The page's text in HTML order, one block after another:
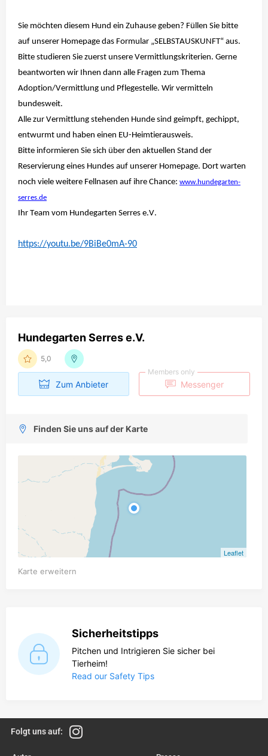
Sie möchten diesem Hund ein Zuhause geben? Füllen Sie bitte
auf unserer Homepage das Formular „SELBSTAUSKUNFT“ aus.
Bitte studieren Sie zuerst unsere Vermittlungskriterien. Gerne
beantworten wir Ihnen dann alle Fragen zum Thema
Adoption/Vermittlung und Pflegestelle. Wir vermitteln
bundesweit.
Alle zur Vermittlung stehenden Hunde sind geimpft, gechippt,
entwurmt und haben einen EU-Heimtierausweis.
Bitte informieren Sie sich über den aktuellen Stand der
Reservierung eines Hundes auf unserer Homepage. Dort warten
noch viele weitere Fellnasen auf ihre Chance: www.hundegarten-
serres.de
Ihr Team vom Hundegarten Serres e.V.
https://youtu.be/9BiBe0mA-90
Hundegarten Serres e.V.
5,0
Zum Anbieter
Members only
Messenger
Finden Sie uns auf der Karte
Leaflet
Karte erweitern
Sicherheitstipps
Pitchen und Intrigieren Sie sicher bei
Tierheim!
Read our Safety Tips
Folgt uns auf: